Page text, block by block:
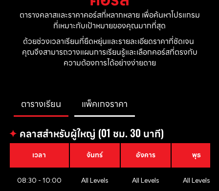
ตารางคลาสและราคาคอร์สที่หลากหลาย เพื่อค้นหาโปรแกรม
ที่เหมาะกับเป้าหมายของคุณมากที่สุด
ด้วยช่วงเวลาเรียนที่ยืดหยุ่นและรายละเอียดราคาที่ชัดเจน
คุณจึงสามารถวางแผนการเรียนรู้และเลือกคอร์สที่ตรงกับ
ความต้องการได้อย่างง่ายดาย
ตารางเรียน แพ็คเกจราคา
✦ คลาสสำหรับผู้ใหญ่ (01 ชม. 30 นาที)
เวลา จันทร์ อังคาร พุธ
08:30 - 10:00 All Levels All Levels All Levels